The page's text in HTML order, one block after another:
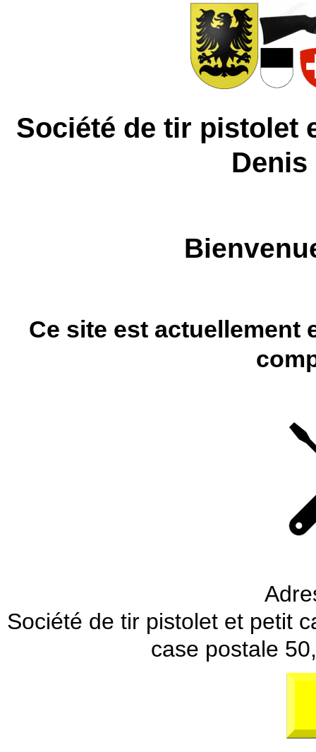
Société de tir pistolet
Ce site est actuellement
Société de tir pistolet et petit
case postale